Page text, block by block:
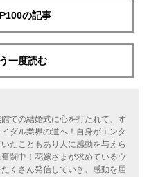
の記事
一度読む
での結婚式に心を打たれて、ず
ダル業界の道へ！自身がエンタ
たこともあり人に感動を与えら
闘中！花嫁さまが求めているウ
くさん発信していき、感動を届